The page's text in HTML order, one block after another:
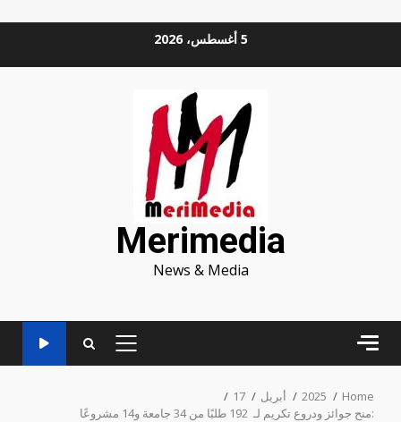
5 أغسطس، 2026
Merimedia
News & Media
PRIMARY
Home
2025 أبريل
17
:منح جوائز ودروع تكريم لـ 192 طلبًا من 34 جامعة و14 مشروعًا